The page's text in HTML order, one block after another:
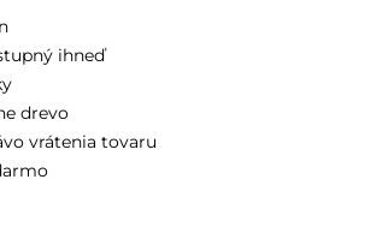
ihneď
drevo
vrátenia tovaru